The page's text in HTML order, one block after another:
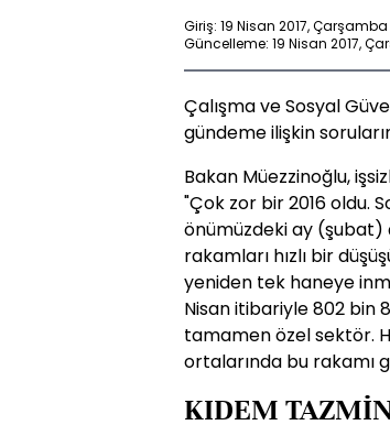
Giriş: 19 Nisan 2017, Çarşamba
Güncelleme: 19 Nisan 2017,
Çalışma ve Sosyal
gündeme ilişkin
Bakan Müezzinoğlu,
"Çok zor bir 2016 oldu.
önümüzdeki ay (şubat)
rakamları hızlı bir
yeniden tek haneye
Nisan itibariyle 802 bin
tamamen özel sektör.
ortalarında bu rakamı
KIDEM